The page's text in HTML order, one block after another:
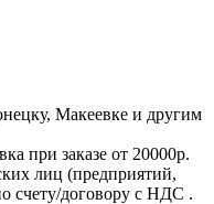
Макеевке и другим
при заказе от 20000р.
лиц (предприятий,
счету/договору с НДС .